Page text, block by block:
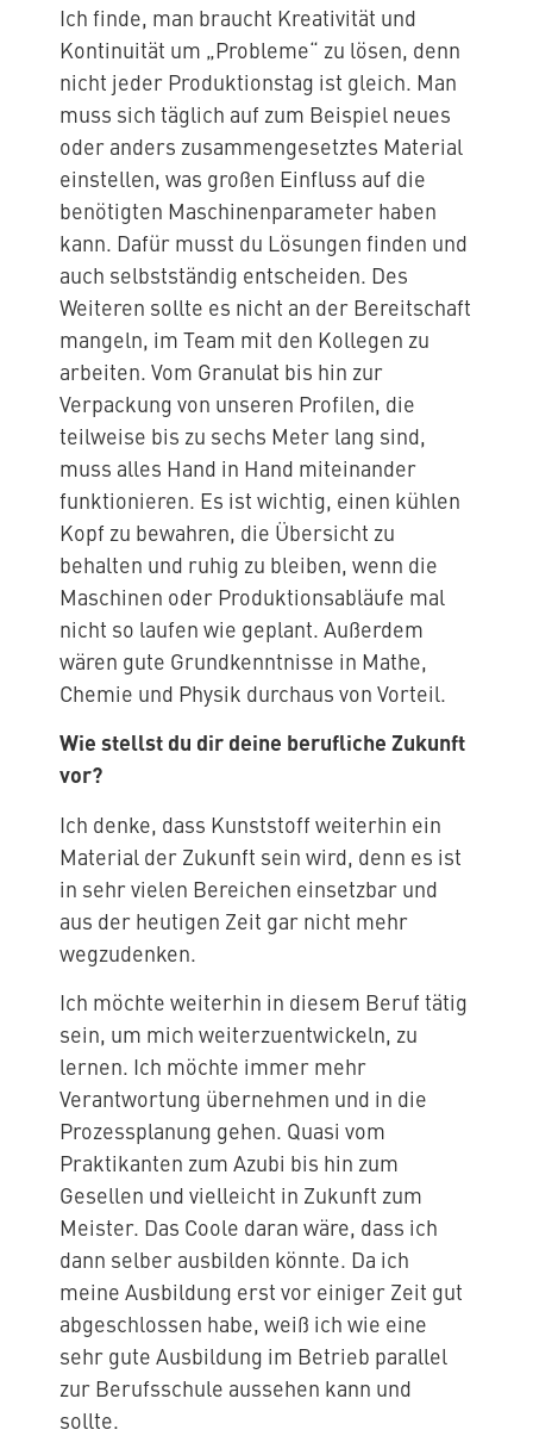
Ich finde, man braucht Kreativität und
Kontinuität um „Probleme“ zu lösen, denn
nicht jeder Produktionstag ist gleich. Man
muss sich täglich auf zum Beispiel neues
oder anders zusammengesetztes Material
einstellen, was großen Einfluss auf die
benötigten Maschinenparameter haben
kann. Dafür musst du Lösungen finden und
auch selbstständig entscheiden. Des
Weiteren sollte es nicht an der Bereitschaft
mangeln, im Team mit den Kollegen zu
arbeiten. Vom Granulat bis hin zur
Verpackung von unseren Profilen, die
teilweise bis zu sechs Meter lang sind,
muss alles Hand in Hand miteinander
funktionieren. Es ist wichtig, einen kühlen
Kopf zu bewahren, die Übersicht zu
behalten und ruhig zu bleiben, wenn die
Maschinen oder Produktionsabläufe mal
nicht so laufen wie geplant. Außerdem
wären gute Grundkenntnisse in Mathe,
Chemie und Physik durchaus von Vorteil.
Wie stellst du dir deine berufliche Zukunft
vor?
Ich denke, dass Kunststoff weiterhin ein
Material der Zukunft sein wird, denn es ist
in sehr vielen Bereichen einsetzbar und
aus der heutigen Zeit gar nicht mehr
wegzudenken.
Ich möchte weiterhin in diesem Beruf tätig
sein, um mich weiterzuentwickeln, zu
lernen. Ich möchte immer mehr
Verantwortung übernehmen und in die
Prozessplanung gehen. Quasi vom
Praktikanten zum Azubi bis hin zum
Gesellen und vielleicht in Zukunft zum
Meister. Das Coole daran wäre, dass ich
dann selber ausbilden könnte. Da ich
meine Ausbildung erst vor einiger Zeit gut
abgeschlossen habe, weiß ich wie eine
sehr gute Ausbildung im Betrieb parallel
zur Berufsschule aussehen kann und
sollte.